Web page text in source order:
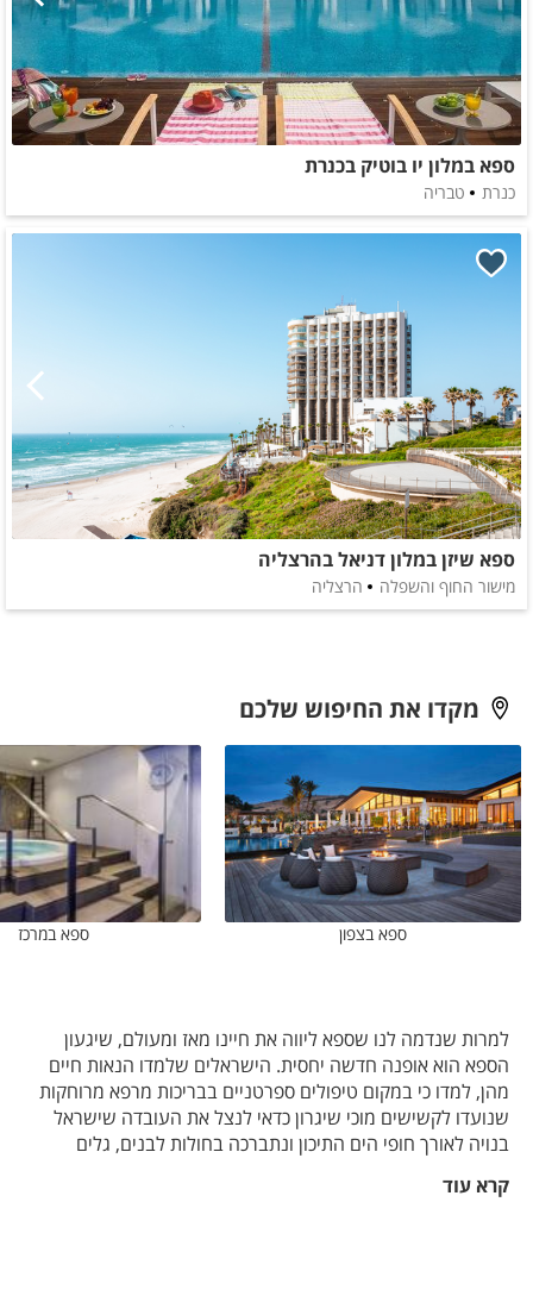
ספא במלון יו בוטיק בכנרת
כנרת טבריה
ספא שיזן במלון דניאל בהרצליה
מישור החוף והשפלה הרצליה
מקדו את החיפוש שלכם
ספא בצפון ספא במרכז
קרא עוד
למרות שנדמה לנו שספא ליווה את חיינו מאז ומעולם, שיגעון
הספא הוא אופנה חדשה יחסית. הישראלים שלמדו הנאות חיים
מהן, למדו כי במקום טיפולים ספרטניים בבריכות מרפא מרוחקות
שנועדו לקשישים מוכי שיגרון כדאי לנצל את העובדה שישראל
בנויה לאורך חופי הים התיכון ונתברכה בחולות לבנים, גלים
הים.